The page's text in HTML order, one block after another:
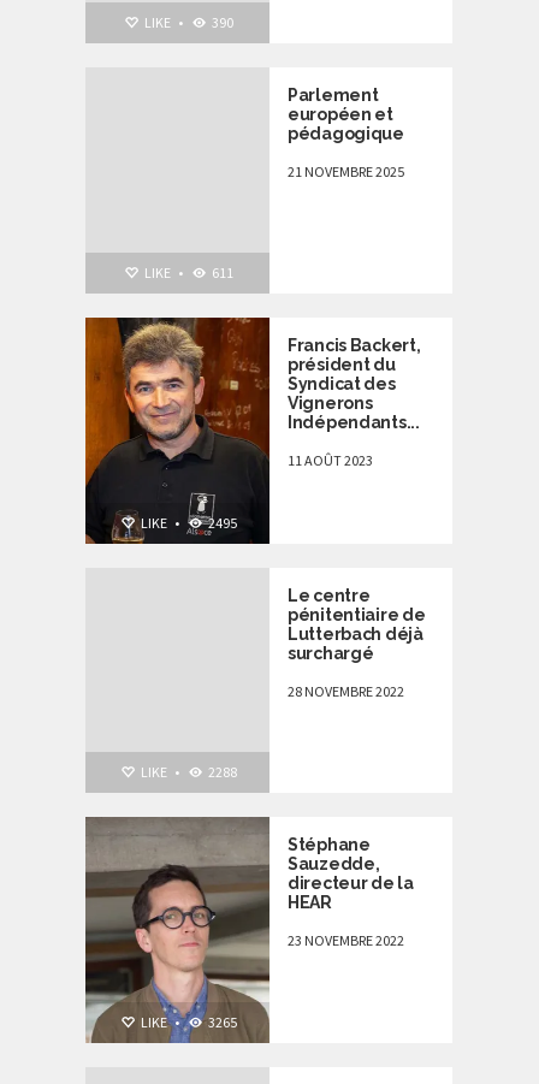
LIKE • 390
LIKE • 611
Parlement
européen et
pédagogique
21 NOVEMBRE 2025
NON CLASSÉ ,
PERSONNALITÉS
LIKE • 2495
Francis Backert,
président du
Syndicat des
Vignerons
Indépendants...
11 AOÛT 2023
LIKE • 2288
Le centre
pénitentiaire de
Lutterbach déjà
surchargé
28 NOVEMBRE 2022
NON CLASSÉ ,
PERSONNALITÉS
LIKE • 3265
Stéphane
Sauzedde,
directeur de la
HEAR
23 NOVEMBRE 2022